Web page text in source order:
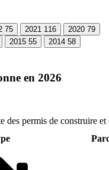
75 2021 116 2020 79
2015 55 2014 58
en 2026
des permis de construire